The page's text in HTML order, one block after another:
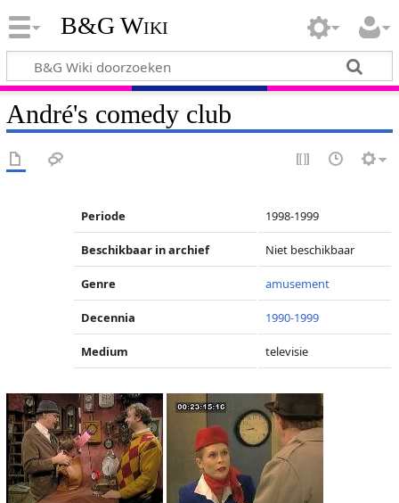
B&G Wiki
André's comedy club
Periode 1998-1999
Beschikbaar in archief Niet beschikbaar
Genre amusement
Decennia 1990-1999
Medium televisie